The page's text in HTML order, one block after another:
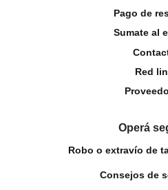
Pago de
Sumate al
Red
Operá
Robo o extravío de
Consejos de